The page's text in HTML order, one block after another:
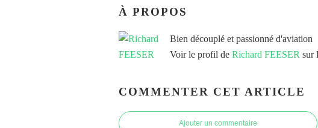
À PROPOS
Bien découplé et passionné d'aviation
Voir le profil de Richard FEESER sur
COMMENTER CET ARTICLE
Ajouter un commentaire